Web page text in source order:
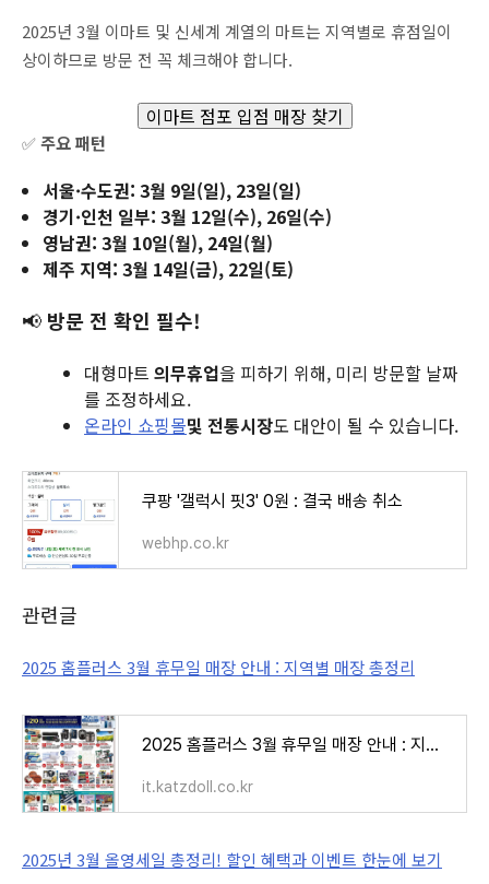
2025년 3월 이마트 및 신세계 계열의 마트는 지역별로 휴점일이
상이하므로 방문 전 꼭 체크해야 합니다.
이마트 점포 입점 매장 찾기
✅주요 패턴
서울·수도권: 3월 9일(일), 23일(일)
경기·인천 일부: 3월 12일(수), 26일(수)
영남권: 3월 10일(월), 24일(월)
제주 지역: 3월 14일(금), 22일(토)
📢 방문 전 확인 필수!
대형마트 의무휴업을 피하기 위해, 미리 방문할 날짜
를 조정하세요.
온라인 쇼핑몰및 전통시장도 대안이 될 수 있습니다.
쿠팡 '갤럭시 핏3' 0원 : 결국 배송 취소
webhp.co.kr
관련글
2025 홈플러스 3월 휴무일 매장 안내 : 지역별 매장 총정리
2025 홈플러스 3월 휴무일 매장 안내 : 지역별 매장 총정리
it.katzdoll.co.kr
2025년 3월 올영세일 총정리! 할인 혜택과 이벤트 한눈에 보기